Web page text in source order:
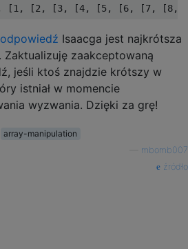
[1 , [2 , [3, [4, [5, [6, [7, [8,
odpowiedź Isaacga jest najkrótsza
Zaktualizuję zaakceptowaną
jeśli ktoś znajdzie krótszy w
istniał w momencie
wyzwania. Dzięki za grę!
array-manipulation
mbomb007
źródło